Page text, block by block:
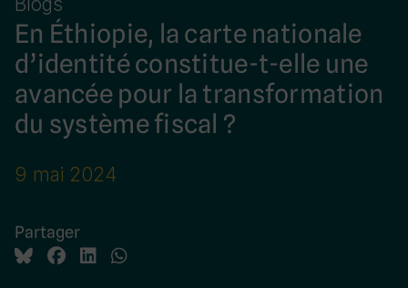
En Éthiopie, la carte nationale
d’identité constitue-t-elle une
avancée pour la transformation
du système fiscal ?
9 mai 2024
Partager